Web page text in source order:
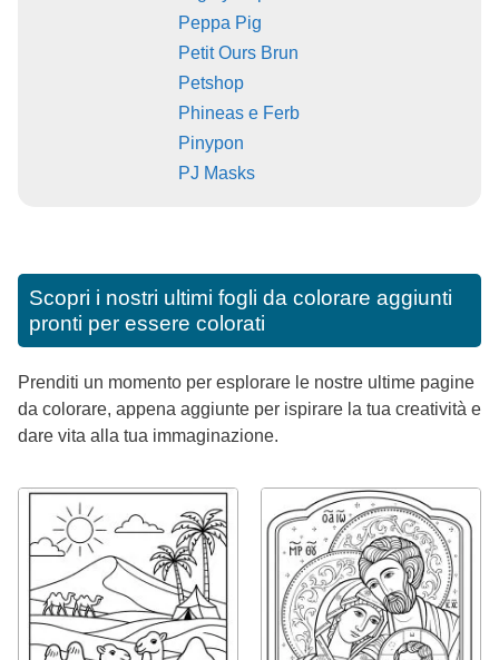
Peppa Pig
Petit Ours Brun
Petshop
Phineas e Ferb
Pinypon
PJ Masks
Scopri i nostri ultimi fogli da colorare aggiunti
pronti per essere colorati
Prenditi un momento per esplorare le nostre ultime pagine
da colorare, appena aggiunte per ispirare la tua creatività e
dare vita alla tua immaginazione.